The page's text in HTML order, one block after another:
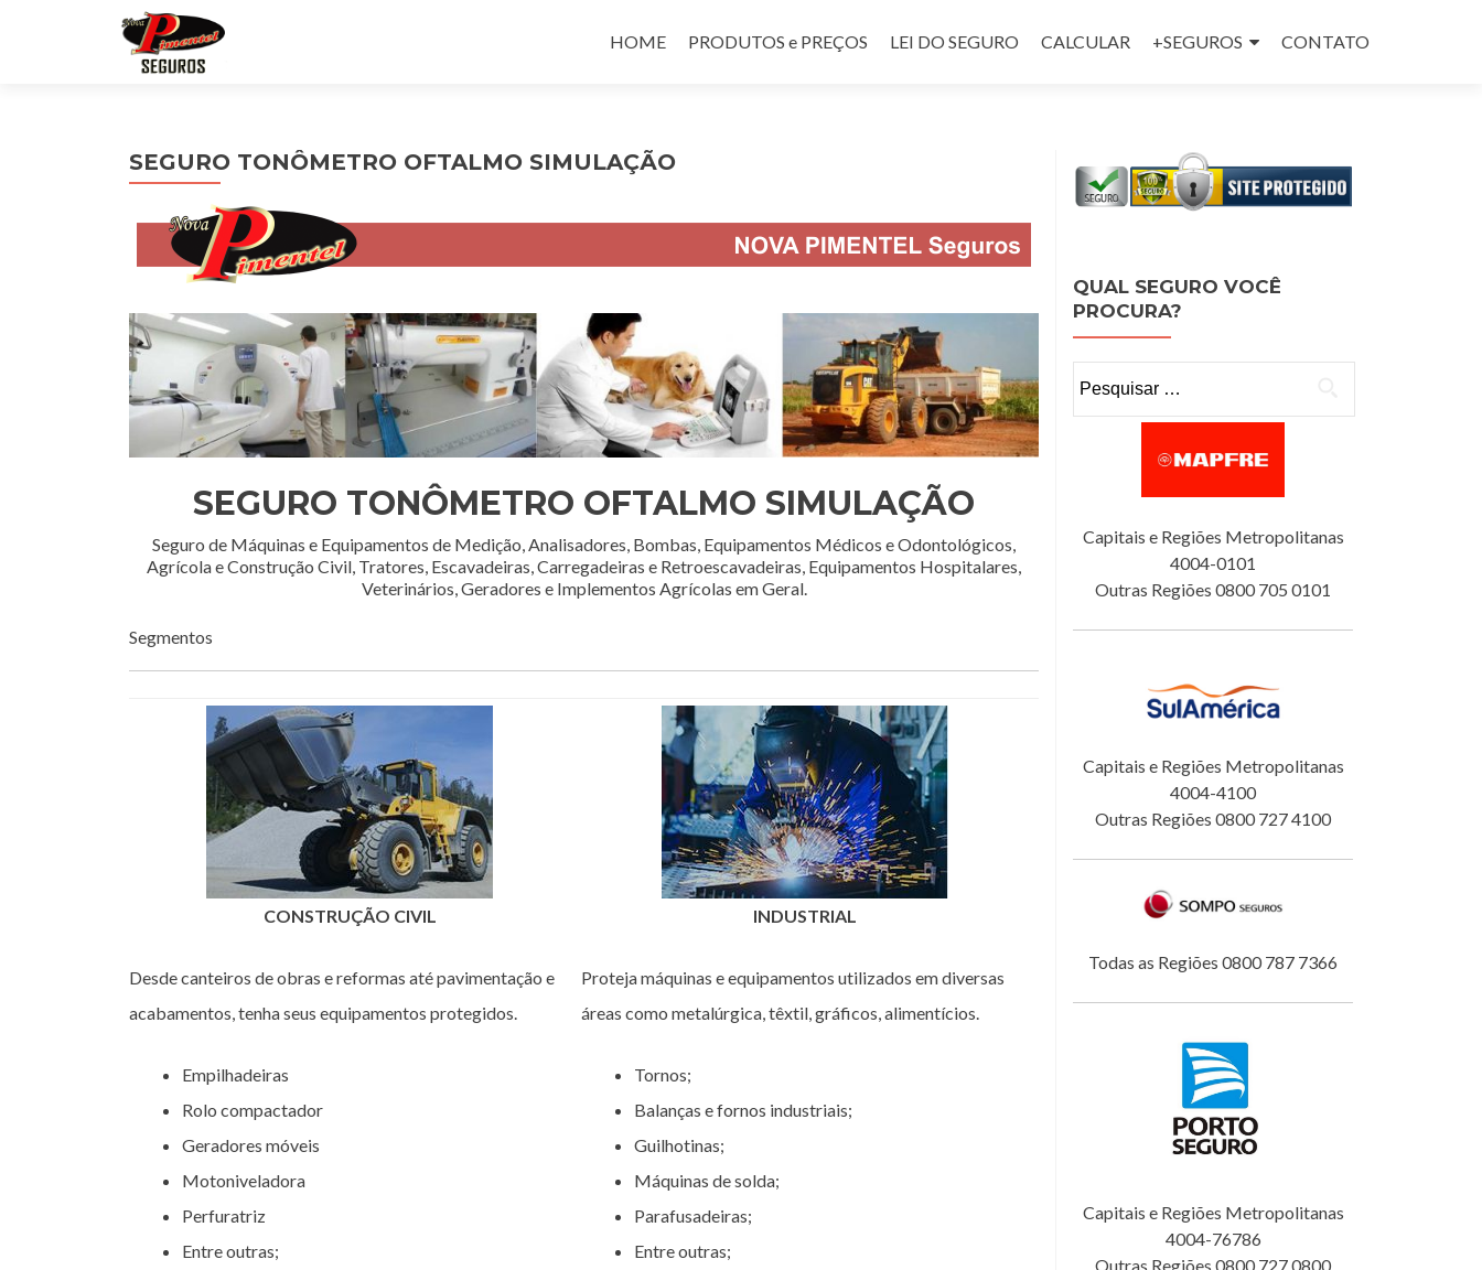
HOME
PRODUTOS e PREÇOS LEI DO SEGURO CALCULAR +SEGUROS CONTATO
SEGURO TONÔMETRO OFTALMO SIMULAÇÃO
SEGURO TONÔMETRO OFTALMO SIMULAÇÃO
Seguro de Máquinas e Equipamentos de Medição, Analisadores, Bombas, Equipamentos Médicos e Odontológicos,
Agrícola e Construção Civil, Tratores, Escavadeiras, Carregadeiras e Retroescavadeiras, Equipamentos Hospitalares,
Veterinários, Geradores e Implementos Agrícolas em Geral.
Segmentos
CONSTRUÇÃO CIVIL
Desde canteiros de obras e reformas até pavimentação e
acabamentos, tenha seus equipamentos protegidos.
Empilhadeiras
Rolo compactador
Geradores móveis
Motoniveladora
Perfuratriz
Entre outras;
INDUSTRIAL
Proteja máquinas e equipamentos utilizados em diversas
áreas como metalúrgica, têxtil, gráficos, alimentícios.
Tornos;
Balanças e fornos industriais;
Guilhotinas;
Máquinas de solda;
Parafusadeiras;
Entre outras;
QUAL SEGURO VOCÊ
PROCURA?
Capitais e Regiões Metropolitanas
4004-0101
Outras Regiões 0800 705 0101
Capitais e Regiões Metropolitanas
4004-4100
Outras Regiões 0800 727 4100
Todas as Regiões 0800 787 7366
Capitais e Regiões Metropolitanas
4004-76786
Outras Regiões 0800 727 0800